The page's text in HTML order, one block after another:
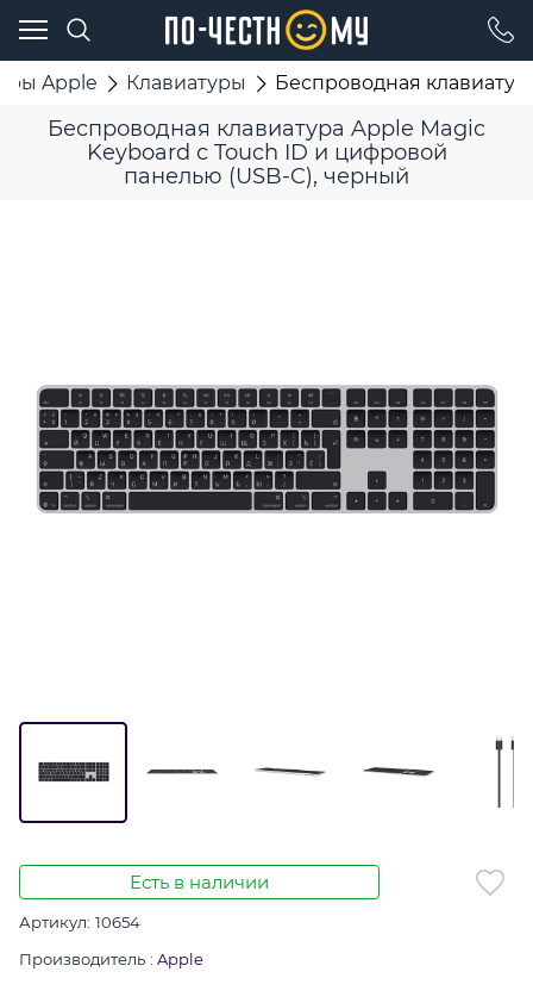
Apple Клавиатуры Беспроводная
Беспроводная клавиатура Apple Magic
Keyboard с Touch ID и цифровой
панелью (USB-C), черный
Есть в наличии
Артикул: 10654
Производитель : Apple